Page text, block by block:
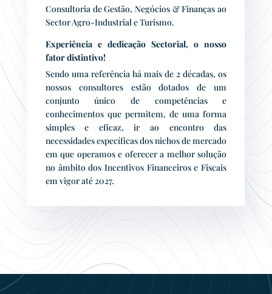
Consultoria de Gestão, Negócios & Finanças ao
Sector Agro-Industrial e Turismo.
Experiência e dedicação Sectorial, o nosso
fator distintivo!
Sendo uma referência há mais de 2 décadas, os
nossos consultores estão dotados de um
conjunto único de competências e
conhecimentos que permitem, de uma forma
simples e eficaz, ir ao encontro das
necessidades específicas dos nichos de mercado
em que operamos e oferecer a melhor solução
no âmbito dos Incentivos Financeiros e Fiscais
em vigor até 2027.